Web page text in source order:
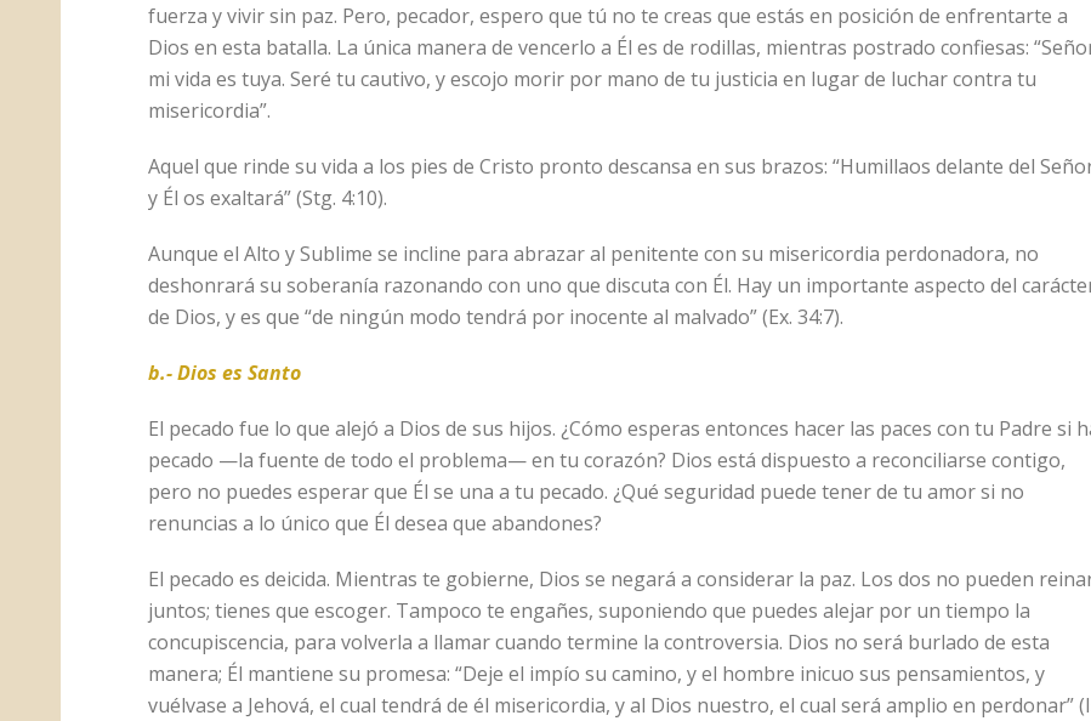
fuerza y vivir sin paz. Pero, pecador, espero que tú no te creas que estás en posición de enfrentarte a
Dios en esta batalla. La única manera de vencerlo a Él es de rodillas, mientras postrado confiesas:
mi vida es tuya. Seré tu cautivo, y escojo morir por mano de tu justicia en lugar de luchar contra tu
misericordia”.
Aquel que rinde su vida a los pies de Cristo pronto descansa en sus brazos: “Humillaos delante del
y Él os exaltará” (Stg. 4:10).
Aunque el Alto y Sublime se incline para abrazar al penitente con su misericordia perdonadora, no
deshonrará su soberanía razonando con uno que discuta con Él. Hay un importante aspecto del
de Dios, y es que “de ningún modo tendrá por inocente al malvado” (Ex. 34:7).
b.- Dios es Santo
El pecado fue lo que alejó a Dios de sus hijos. ¿Cómo esperas entonces hacer las paces con tu Padre si
pecado —la fuente de todo el problema— en tu corazón? Dios está dispuesto a reconciliarse contigo,
pero no puedes esperar que Él se una a tu pecado. ¿Qué seguridad puede tener de tu amor si no
renuncias a lo único que Él desea que abandones?
El pecado es deicida. Mientras te gobierne, Dios se negará a considerar la paz. Los dos no pueden
juntos; tienes que escoger. Tampoco te engañes, suponiendo que puedes alejar por un tiempo la
concupiscencia, para volverla a llamar cuando termine la controversia. Dios no será burlado de esta
manera; Él mantiene su promesa: “Deje el impío su camino, y el hombre inicuo sus pensamientos, y
vuélvase a Jehová, el cual tendrá de él misericordia, y al Dios nuestro, el cual será amplio en perdonar”